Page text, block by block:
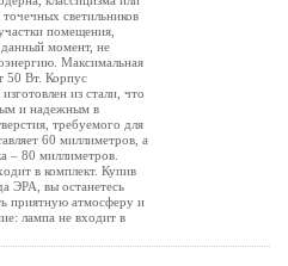
светильников
помещения,
данный момент, не
Максимальная
50 Вт. Корпус
из стали, что
и надежным в
требуемого для
60 миллиметров, а
– 80 миллиметров.
в комплект. Купив
ЭРА, вы останетесь
приятную атмосферу и
лампа не входит в